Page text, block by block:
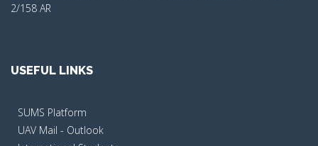
2/158 AR
USEFUL LINKS
SUMS Platform
UAV Mail - Outlook